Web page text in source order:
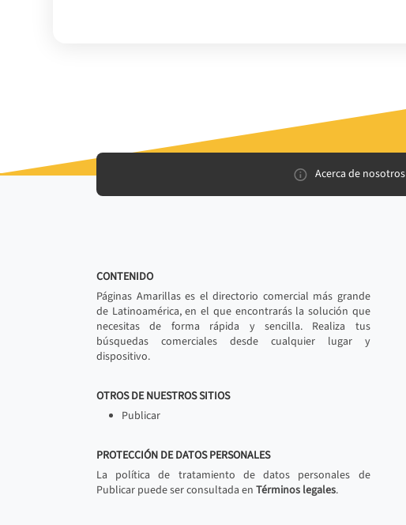
Acerca de nosotros
CONTENIDO
Páginas Amarillas es el directorio comercial más grande
de Latinoamérica, en el que encontrarás la solución que
necesitas de forma rápida y sencilla. Realiza tus
búsquedas comerciales desde cualquier lugar y
dispositivo.
OTROS DE NUESTROS SITIOS
Publicar
PROTECCIÓN DE DATOS PERSONALES
La política de tratamiento de datos personales de
Publicar puede ser consultada en Términos legales.